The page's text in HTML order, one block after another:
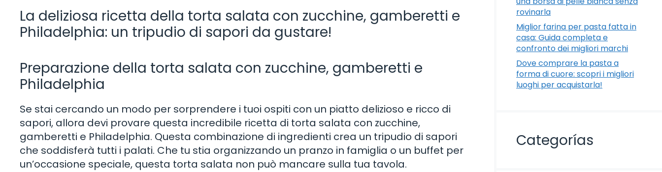
La deliziosa ricetta della torta salata con zucchine, gamberetti e
Philadelphia: un tripudio di sapori da gustare!
Preparazione della torta salata con zucchine, gamberetti e
Philadelphia
Se stai cercando un modo per sorprendere i tuoi ospiti con un piatto delizioso e ricco di
sapori, allora devi provare questa incredibile ricetta di torta salata con zucchine,
gamberetti e Philadelphia. Questa combinazione di ingredienti crea un tripudio di sapori
che soddisferà tutti i palati. Che tu stia organizzando un pranzo in famiglia o un buffet per
un’occasione speciale, questa torta salata non può mancare sulla tua tavola.
rovinarla
Miglior farina per pasta fatta in
casa: Guida completa e
confronto dei migliori marchi
Dove comprare la pasta a
forma di cuore: scopri i migliori
luoghi per acquistarla!
Categorías